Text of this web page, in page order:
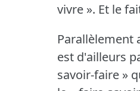
vivre ». Et le
Parallèlement
est d'ailleurs
savoir-faire »